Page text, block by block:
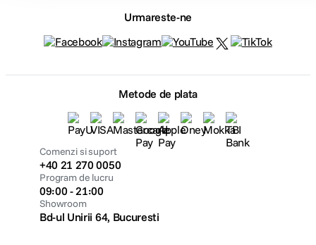
Urmareste-ne
Metode de plata
Comenzi si suport
+40 21 270 0050
Program de lucru
09:00 - 21:00
Showroom
Bd-ul Unirii 64, Bucuresti